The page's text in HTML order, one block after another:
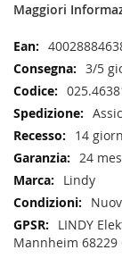
Maggiori
Maggiori
Informazioni3/5
14
24
Lindy
LINDY
Mannheim 68229